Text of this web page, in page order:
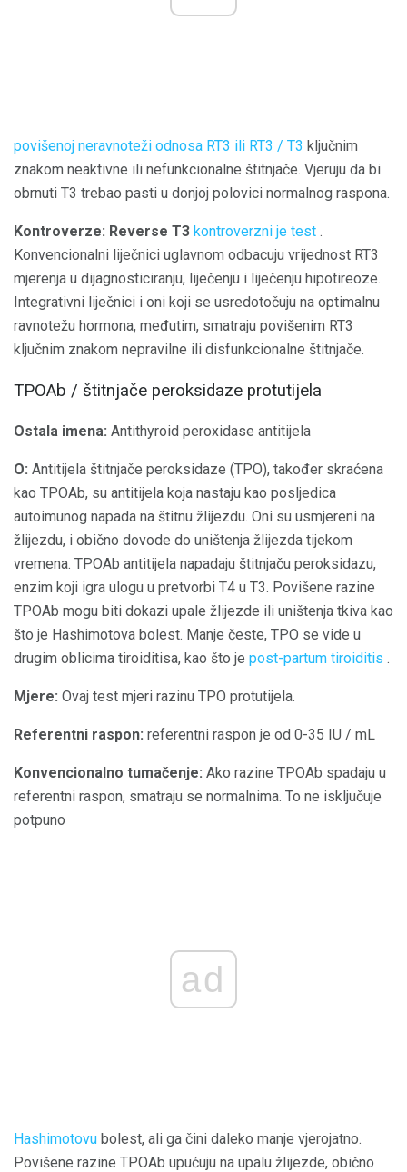
povišenoj neravnoteži odnosa RT3 ili RT3 / T3 ključnim
znakom neaktivne ili nefunkcionalne štitnjače. Vjeruju da bi
obrnuti T3 trebao pasti u donjoj polovici normalnog raspona.
Kontroverze: Reverse T3 kontroverzni je test .
Konvencionalni liječnici uglavnom odbacuju vrijednost RT3
mjerenja u dijagnosticiranju, liječenju i liječenju hipotireoze.
Integrativni liječnici i oni koji se usredotočuju na optimalnu
ravnotežu hormona, međutim, smatraju povišenim RT3
ključnim znakom nepravilne ili disfunkcionalne štitnjače.
TPOAb / štitnjače peroksidaze protutijela
Ostala imena: Antithyroid peroxidase antitijela
O: Antitijela štitnjače peroksidaze (TPO), također skraćena
kao TPOAb, su antitijela koja nastaju kao posljedica
autoimunog napada na štitnu žlijezdu. Oni su usmjereni na
žlijezdu, i obično dovode do uništenja žlijezda tijekom
vremena. TPOAb antitijela napadaju štitnjaču peroksidazu,
enzim koji igra ulogu u pretvorbi T4 u T3. Povišene razine
TPOAb mogu biti dokazi upale žlijezde ili uništenja tkiva kao
što je Hashimotova bolest. Manje česte, TPO se vide u
drugim oblicima tiroiditisa, kao što je post-partum tiroiditis .
Mjere: Ovaj test mjeri razinu TPO protutijela.
Referentni raspon: referentni raspon je od 0-35 IU / mL
Konvencionalno tumačenje: Ako razine TPOAb spadaju u
referentni raspon, smatraju se normalnima. To ne isključuje
potpuno
ad
Hashimotovu bolest, ali ga čini daleko manje vjerojatno.
Povišene razine TPOAb upućuju na upalu žlijezde, obično